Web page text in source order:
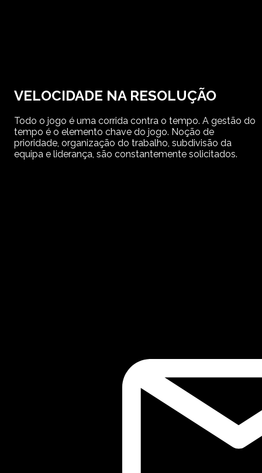
VELOCIDADE NA RESOLUÇÃO
Todo o jogo é uma corrida contra o tempo. A gestão do
tempo é o elemento chave do jogo. Noção de
prioridade, organização do trabalho, subdivisão da
equipa e liderança, são constantemente solicitados.